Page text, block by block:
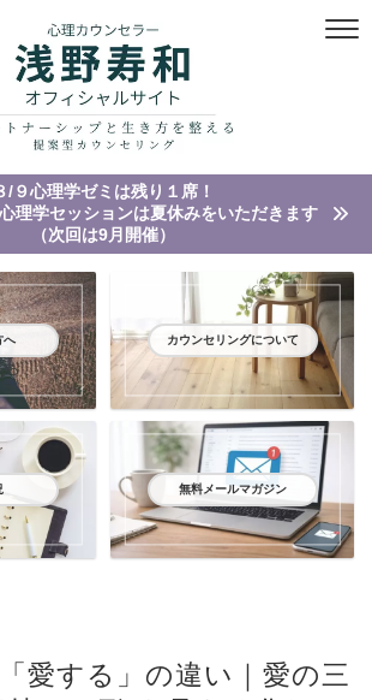
/９心理学ゼミは残り１席！
理学セッションは夏休みをいただきます
（次回は9月開催）
へ カウンセリングについて
無料メールマガジン
「愛する」の違い｜愛の三